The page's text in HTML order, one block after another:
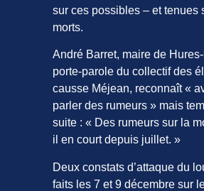
sur ces possibles – et tenues
morts.
André Barret, maire de
porte-parole du collectif des
causse Méjean, reconnaît «
parler des rumeurs » mais
suite : « Des rumeurs sur la
il en court depuis juillet. »
Deux constats d’attaque du
faits les 7 et 9 décembre sur